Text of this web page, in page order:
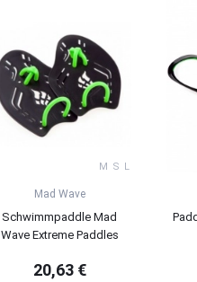
M S L
Mad Wave
Schwimmpaddle Mad
Wave Extreme Paddles
20,63 €